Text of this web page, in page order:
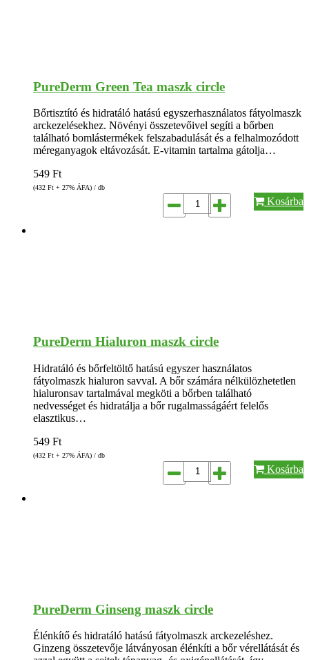
PureDerm Green Tea maszk circle
Bőrtisztító és hidratáló hatású egyszerhasználatos fátyolmaszk
arckezelésekhez. Növényi összetevőivel segíti a bőrben
található bomlástermékek felszabadulását és a felhalmozódott
méreganyagok eltávozását. E-vitamin tartalma gátolja…
549 Ft
(432 Ft + 27% ÁFA) / db
Kosárba
PureDerm Hialuron maszk circle
Hidratáló és bőrfeltöltő hatású egyszer használatos
fátyolmaszk hialuron savval. A bőr számára nélkülözhetetlen
hialuronsav tartalmával megköti a bőrben található
nedvességet és hidratálja a bőr rugalmasságáért felelős
elasztikus…
549 Ft
(432 Ft + 27% ÁFA) / db
Kosárba
PureDerm Ginseng maszk circle
Élénkítő és hidratáló hatású fátyolmaszk arckezeléshez.
Ginzeng összetevője látványosan élénkíti a bőr vérellátását és